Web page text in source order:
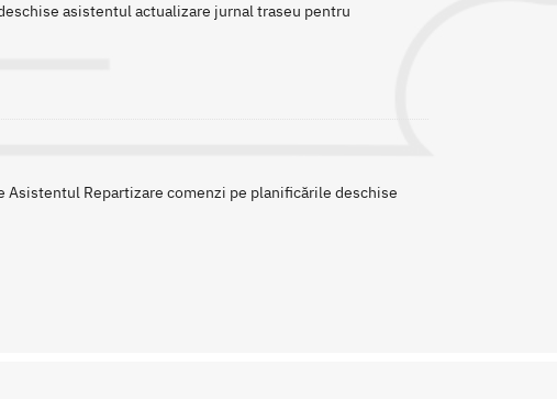
asistentul actualizare jurnal traseu pentru
Asistentul Repartizare comenzi pe planificările deschise